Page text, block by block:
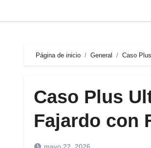
Página de inicio General Caso
Caso Plus
Fajardo con